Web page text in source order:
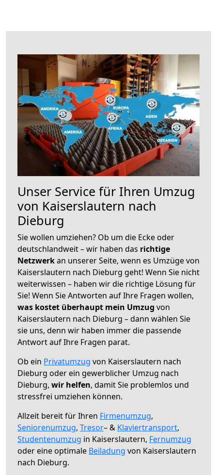
Unser Service für Ihren Umzug
von Kaiserslautern nach
Dieburg
Sie wollen umziehen? Ob um die Ecke oder
deutschlandweit – wir haben das richtige
Netzwerkan unserer Seite, wenn es Umzüge von
Kaiserslautern nach Dieburg geht! Wenn Sie nicht
weiterwissen – haben wir die richtige Lösung für
Sie! Wenn Sie Antworten auf Ihre Fragen wollen,
was kostet überhaupt mein Umzug von
Kaiserslautern nach Dieburg – dann wählen Sie
sie uns, denn wir haben immer die passende
Antwort auf Ihre Fragen parat.
Ob ein Privatumzug von Kaiserslautern nach
Dieburg oder ein gewerblicher Umzug nach
Dieburg, wir helfen, damit Sie problemlos und
stressfrei umziehen können.
Allzeit bereit für Ihren Firmenumzug,
Seniorenumzug, Tresor– & Klaviertransport,
Studentenumzug in Kaiserslautern, Fernumzug
oder eine optimale Beiladung von Kaiserslautern
nach Dieburg.